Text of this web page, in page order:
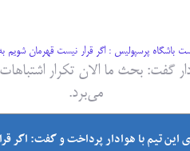
باشگاه پرسپولیس : اگر قرار نیست قهرمان شویم
گفت: بحث ما الان تکرار
می‌برد.
این تیم با هوادار پرداخت و گفت: اگر